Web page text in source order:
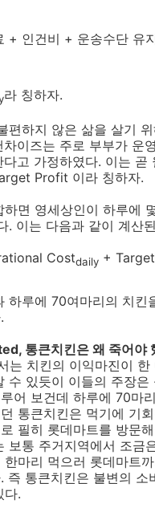
+ 인건비 + 운송수단
라 칭하자.
편하지 않은 삶을 살기
이즈는 주로 부부가 운
고 가정하였다. 이는
Profit 이라 칭하자.
면 영세상인이 하루에
. 이는 다음과 같이 계산
Costdaily+
하루에 70여마리의 치
통큰치킨은 왜 죽어야
는 치킨의 이익마진이
수 있듯이 이들의 주장
어 보건데 하루에 70마
통큰치킨은 먹기에 기
필히 롯데마트를 방문
보통 주거지역에서 조금
마리 먹으러 롯데마트
즉 통큰치킨은 불변의
다.